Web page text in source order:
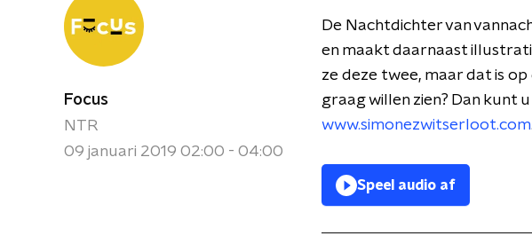
Focus
NTR
09 januari 2019 02:00 - 04:00
De Nachtdichter van
en maakt daarnaast
ze deze twee, maar dat is
graag willen zien? Dan kunt
www.simonezwitserloot.com.
Speel audio af